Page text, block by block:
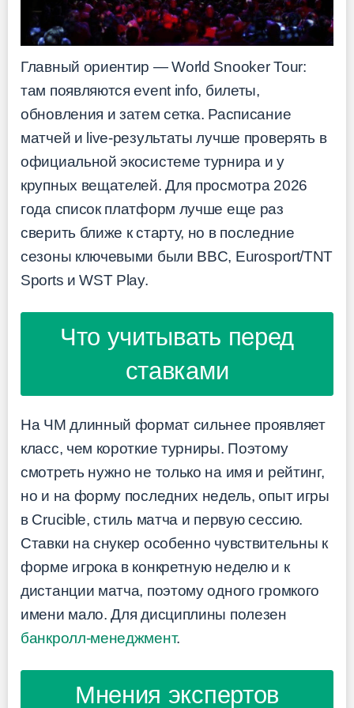
Главный ориентир — World Snooker Tour:
там появляются event info, билеты,
обновления и затем сетка. Расписание
матчей и live-результаты лучше проверять в
официальной экосистеме турнира и у
крупных вещателей. Для просмотра 2026
года список платформ лучше еще раз
сверить ближе к старту, но в последние
сезоны ключевыми были BBC, Eurosport/TNT
Sports и WST Play.
Что учитывать перед
ставками
На ЧМ длинный формат сильнее проявляет
класс, чем короткие турниры. Поэтому
смотреть нужно не только на имя и рейтинг,
но и на форму последних недель, опыт игры
в Crucible, стиль матча и первую сессию.
Ставки на снукер особенно чувствительны к
форме игрока в конкретную неделю и к
дистанции матча, поэтому одного громкого
имени мало. Для дисциплины полезен
банкролл-менеджмент.
Мнения экспертов